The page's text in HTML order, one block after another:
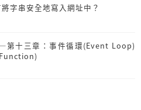
字串安全地寫入網址中？
十三章：事件循環(Event Loop)